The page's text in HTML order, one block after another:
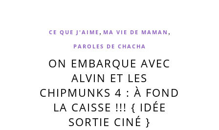
CE QUE J'AIME , MA VIE DE MAMAN ,
PAROLES DE CHACHA
ON EMBARQUE AVEC
ALVIN ET LES
CHIPMUNKS 4 : À FOND
LA CAISSE !!! { IDÉE
SORTIE CINÉ }